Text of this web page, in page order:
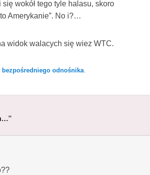
wokół tego tyle halasu, skoro
Amerykanie”. No i?…
widok walacych się wiez WTC.
bezpośredniego odnośnika